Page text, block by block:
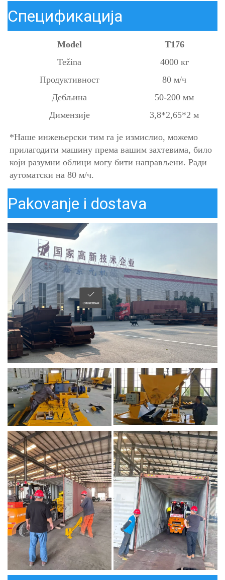
Спецификација
Model
Т176
Težina
4000 кг
Продуктивност
80 м/ч
Дебљина
50-200 мм
Димензије
3,8*2,65*2 м
*Наше инжењерски тим га је измислио, можемо
прилагодити машину према вашим захтевима, било
који разумни облици могу бити направљени. Ради
аутоматски на 80 м/ч.
Pakovanje i dostava